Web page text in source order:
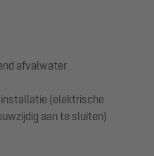
afvalwater
(elektrische
aan te sluiten)